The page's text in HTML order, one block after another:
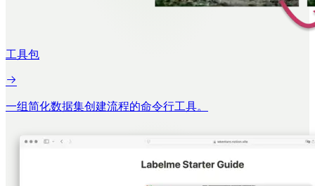
工具包
一组简化数据集创建流程的命令行工具。